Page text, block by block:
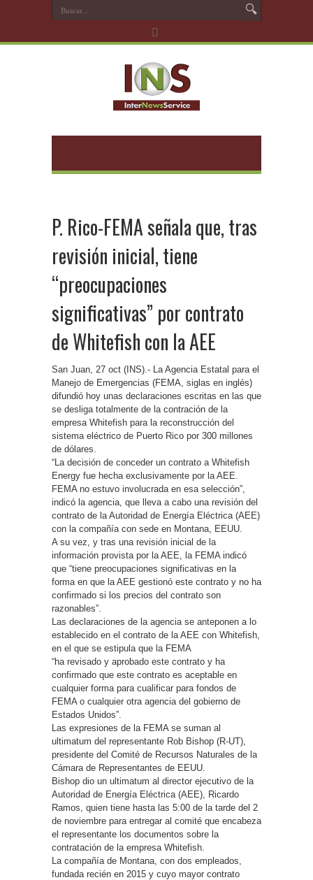
P. Rico-FEMA señala que, tras
revisión inicial, tiene
“preocupaciones
significativas” por contrato
de Whitefish con la AEE
San Juan, 27 oct (INS).- La Agencia Estatal para el
Manejo de Emergencias (FEMA, siglas en inglés)
difundió hoy unas declaraciones escritas en las que
se desliga totalmente de la contración de la
empresa Whitefish para la reconstrucción del
sistema eléctrico de Puerto Rico por 300 millones
de dólares.
“La decisión de conceder un contrato a Whitefish
Energy fue hecha exclusivamente por la AEE.
FEMA no estuvo involucrada en esa selección”,
indicó la agencia, que lleva a cabo una revisión del
contrato de la Autoridad de Energía Eléctrica (AEE)
con la compañía con sede en Montana, EEUU.
A su vez, y tras una revisión inicial de la
información provista por la AEE, la FEMA indicó
que “tiene preocupaciones significativas en la
forma en que la AEE gestionó este contrato y no ha
confirmado si los precios del contrato son
razonables”.
Las declaraciones de la agencia se anteponen a lo
establecido en el contrato de la AEE con Whitefish,
en el que se estipula que la FEMA
“ha revisado y aprobado este contrato y ha
confirmado que este contrato es aceptable en
cualquier forma para cualificar para fondos de
FEMA o cualquier otra agencia del gobierno de
Estados Unidos”.
Las expresiones de la FEMA se suman al
ultimatum del representante Rob Bishop (R-UT),
presidente del Comité de Recursos Naturales de la
Cámara de Representantes de EEUU.
Bishop dio un ultimatum al director ejecutivo de la
Autoridad de Energía Eléctrica (AEE), Ricardo
Ramos, quien tiene hasta las 5:00 de la tarde del 2
de noviembre para entregar al comité que encabeza
el representante los documentos sobre la
contratación de la empresa Whitefish.
La compañía de Montana, con dos empleados,
fundada recién en 2015 y cuyo mayor contrato